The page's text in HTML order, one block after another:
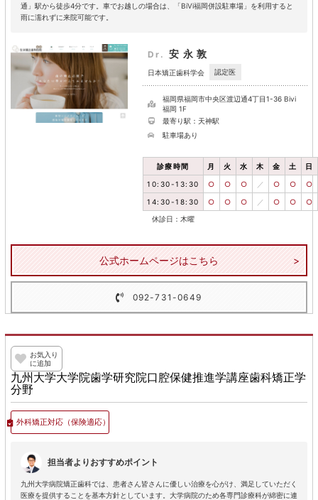
通」駅から徒歩4分です。車でお越しの場合は、「BiVi福岡併設駐車場」を利用すると
雨に濡れずに来院可能です。
Dr. 安永敦
日本矯正歯科学会 認定医
福岡県福岡市中央区渡辺通4丁目1-36 Bivi
福岡 1F
最寄り駅：天神駅
駐車場あり
診療時間 月 火 水 木 金 土 日
10:30-13:30 ○ ○ ○ ／ ○ ○ ○
14:30-18:30 ○ ○ ○ ／ ○ ○ ○
休診日：木曜
公式ホームページはこちら
092-731-0649
お気入り
に追加
九州大学大学院歯学研究院口腔保健推進学講座歯科矯正学
分野
外科矯正対応（保険適応）
担当者よりおすすめポイント
九州大学病院矯正歯科では、患者さん皆さんに優しい治療を心がけ、満足していただく
医療を提供することを基本方針としています。大学病院のため各専門診療科が綿密に連